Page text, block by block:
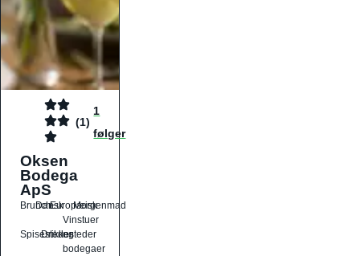
(1)
1
følger
Oksen
Bodega
ApS
Brunch
DanskEuropæiskMorgenmad
Spisesteder
Drikkesteder
Vinstuer
og
bodegaer